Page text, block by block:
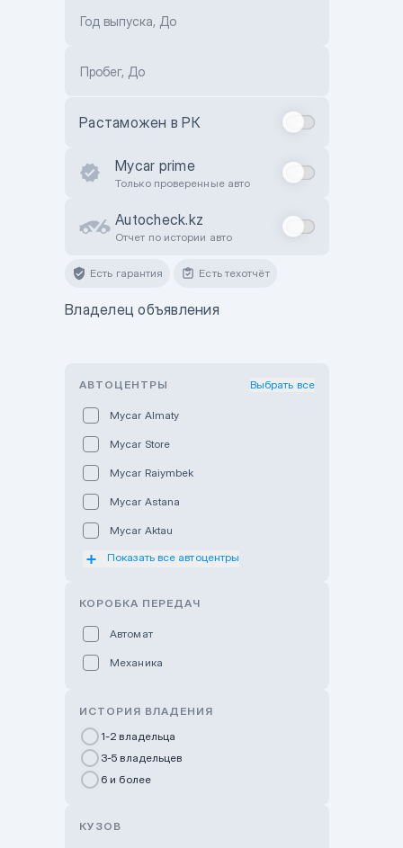
Год выпуска, До
Пробег, До
Растаможен в РК
Mycar prime
Только проверенные авто
Autocheck.kz
Отчет по истории авто
Есть гарантия Есть техотчёт
Владелец объявления
АВТОЦЕНТРЫ Выбрать все
Mycar Almaty
Mycar Store
Mycar Raiymbek
Mycar Astana
Mycar Aktau
Mycar Uralsk
GWM Nurly Zhol
Chery Astana
Показать все автоцентры
КОРОБКА ПЕРЕДАЧ
Автомат
Механика
ИСТОРИЯ ВЛАДЕНИЯ
1-2 владельца
3-5 владельцев
6 и более
КУЗОВ